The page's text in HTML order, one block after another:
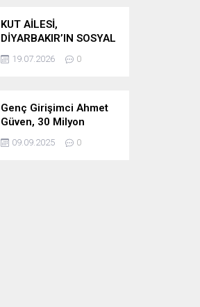
KUT AİLESİ,
DİYARBAKIR’IN SOSYAL
YAPISINDA GÜÇLÜ
YERİNİ KORUYOR
19.07.2026 0
Genç Girişimci Ahmet
Güven, 30 Milyon
Etkileşimin Ardındaki
İsim!
09.09.2025 0